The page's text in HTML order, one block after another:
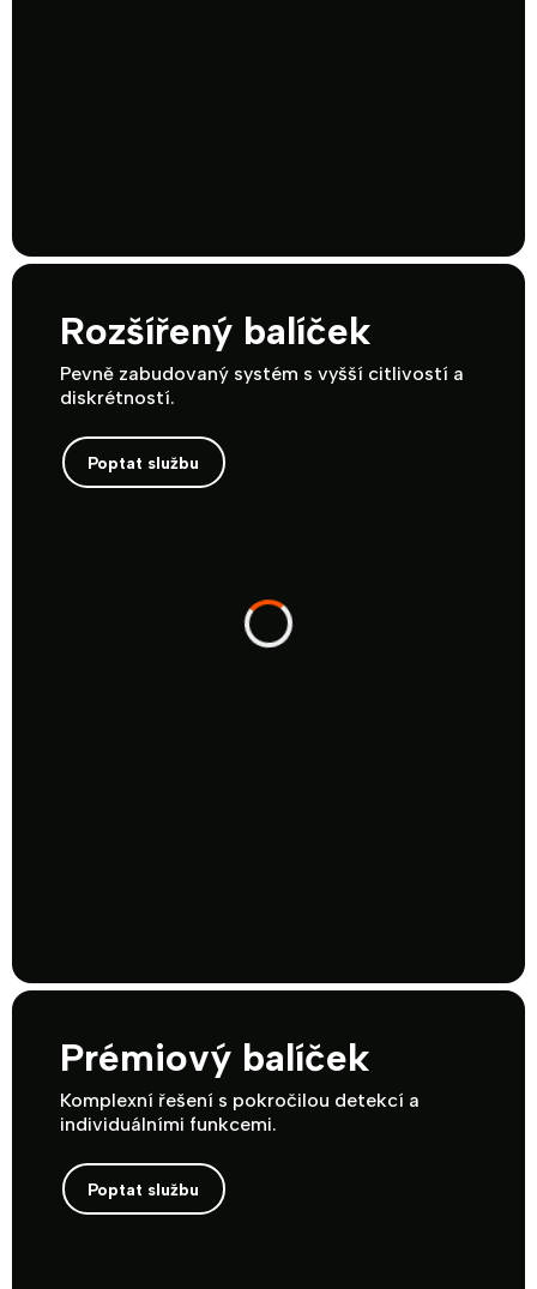
Rozšířený balíček
Pevně zabudovaný systém s vyšší citlivostí a
diskrétností.
Poptat službu
Prémiový balíček
Komplexní řešení s pokročilou detekcí a
individuálními funkcemi.
Poptat službu